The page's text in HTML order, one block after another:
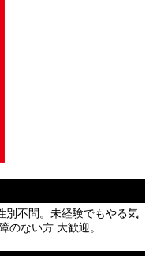
別不問。未経験でもやる気
のない方 大歓迎。